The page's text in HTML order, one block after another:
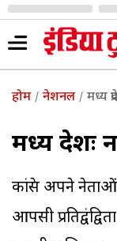
होम नेशनल मध्य
मध्य
कांग्रेस अपने
आपसी